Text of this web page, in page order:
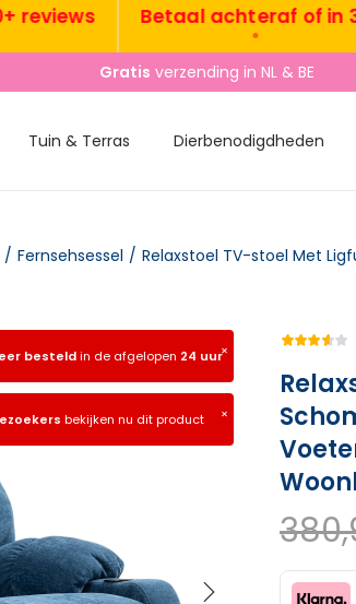
Betaal achteraf of in 3x
Gratis verzending in NL & BE
Tuin & Terras Dierbenodigdheden
/ Fernsehsessel /
×
besteldin de afgelopen 24 uur
×
bekijken nu dit product